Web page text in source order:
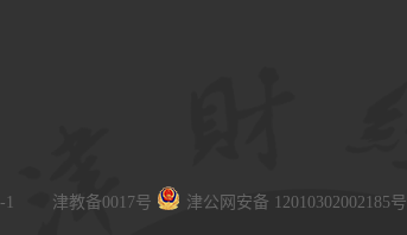
1 津教备0017号 津公网安备 12010302002185号